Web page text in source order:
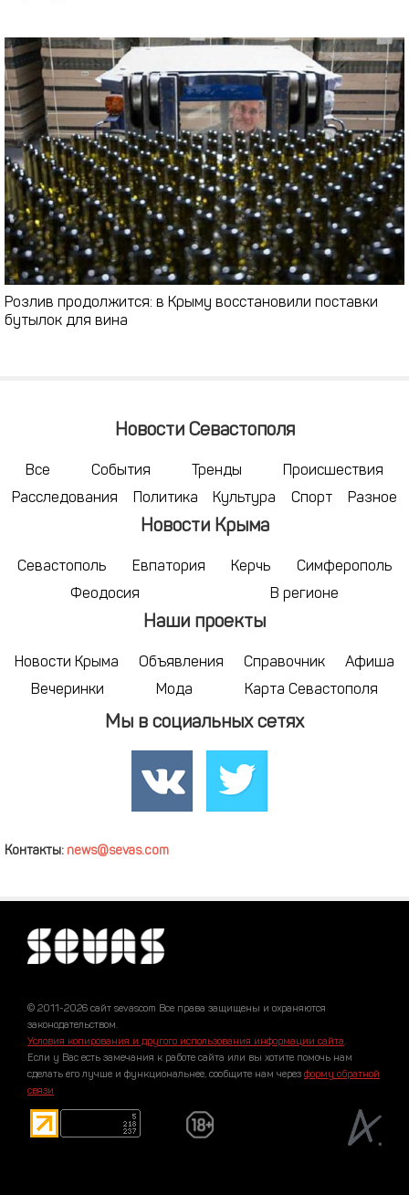
Розлив продолжится: в Крыму восстановили поставки
бутылок для вина
Новости Севастополя
Все События Тренды
Происшествия
Расследования
Политика Культура Спорт Разное
Новости Крыма
Севастополь Евпатория Керчь
Симферополь
Феодосия
В регионе
Наши проекты
Новости Крыма Объявления Справочник
Афиша
Вечеринки
Мода Карта Севастополя
Мы в социальных сетях
Контакты: news@sevas.com
© 2011-2026 сайт sevascom Все права защищены и охраняются
законодательством.
Условия копирования и другого использования информации сайта.
Если у Вас есть замечания к работе сайта или вы хотите помочь нам
сделать его лучше и функциональнее, сообщите нам через форму обратной
связи